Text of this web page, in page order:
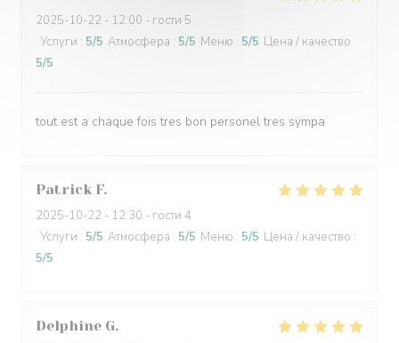
2025-10-22 - 12:00 - гости 5
Услуги : 5/5 Атмосфера : 5/5 Меню : 5/5 Цена / качество :
5/5
tout est a chaque fois tres bon personel tres sympa
Patrick F
2025-10-22 - 12:30 - гости 4
Услуги : 5/5 Атмосфера : 5/5 Меню : 5/5 Цена / качество :
5/5
Delphine G